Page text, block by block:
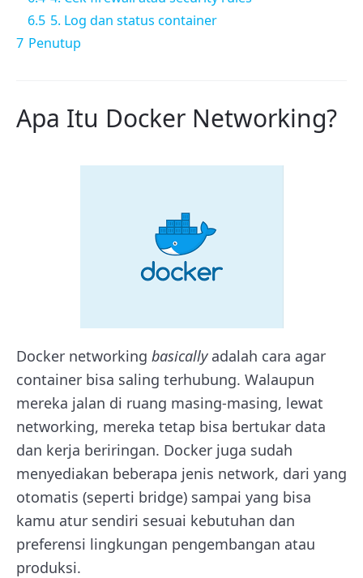
6.5 5. Log dan status container
7 Penutup
Apa Itu Docker Networking?
Docker networking basicallyadalah cara agar
container bisa saling terhubung. Walaupun
mereka jalan di ruang masing-masing, lewat
networking, mereka tetap bisa bertukar data
dan kerja beriringan. Docker juga sudah
menyediakan beberapa jenis network, dari yang
otomatis (seperti bridge) sampai yang bisa
kamu atur sendiri sesuai kebutuhan dan
preferensi lingkungan pengembangan atau
produksi.